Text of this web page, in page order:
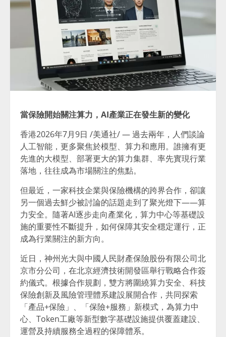
當保險開始關注算力，AI產業正在發生新的變化
香港2026年7月9日 /美通社/ — 過去兩年，人們談論
人工智能，更多聚焦於模型、算力和應用。誰擁有更
先進的大模型、部署更大的算力集群、率先實現行業
落地，往往成為市場關注的焦點。
但最近，一家科技企業與保險機構的跨界合作，卻讓
另一個過去鮮少被討論的話題走到了聚光燈下——算
力安全。隨著AI逐步走向產業化，算力中心等基礎設
施的重要性不斷提升，如何保障其安全穩定運行，正
成為行業關注的新方向。
近日，神州光大與中國人民財產保險股份有限公司北
京市分公司，在北京經濟技術開發區舉行戰略合作簽
約儀式。根據合作規劃，雙方將圍繞算力安全、科技
保險創新及風險管理體系建設展開合作，共同探索
「產品+保險」、「保險+服務」新模式，為算力中
心、Token工廠等新型數字基礎設施提供覆蓋建設、
運營及持續服務全過程的保障體系。